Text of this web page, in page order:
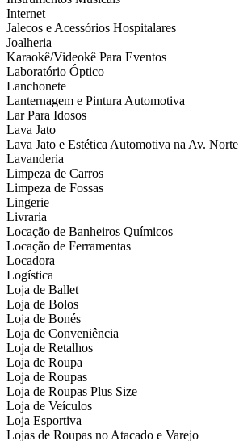
Internet
Jalecos e Acessórios Hospitalares
Joalheria
Karaokê/Videokê Para Eventos
Laboratório Óptico
Lanchonete
Lanternagem e Pintura Automotiva
Lar Para Idosos
Lava Jato
Lava Jato e Estética Automotiva na Av. Norte
Lavanderia
Limpeza de Carros
Limpeza de Fossas
Lingerie
Livraria
Locação de Banheiros Químicos
Locação de Ferramentas
Locadora
Logística
Loja de Ballet
Loja de Bolos
Loja de Bonés
Loja de Conveniência
Loja de Retalhos
Loja de Roupa
Loja de Roupas
Loja de Roupas Plus Size
Loja de Veículos
Loja Esportiva
Lojas de Roupas no Atacado e Varejo